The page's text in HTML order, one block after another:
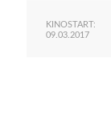
KINOSTART:
09.03.2017